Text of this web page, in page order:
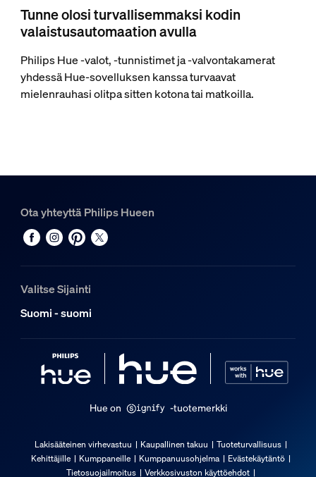
Tunne olosi turvallisemmaksi kodin
valaistusautomaation avulla
Philips Hue -valot, -tunnistimet ja -valvontakamerat
yhdessä Hue-sovelluksen kanssa turvaavat
mielenrauhasi olitpa sitten kotona tai matkoilla.
Ota yhteyttä Philips Hueen
Valitse Sijainti
Suomi - suomi
Hue on -tuotemerkki
Lakisääteinen virhevastuu Kaupallinen takuu
Tuoteturvallisuus
Kehittäjille
Kumppaneille Kumppanuusohjelma
Evästekäytäntö
Tietosuojailmoitus
Verkkosivuston käyttöehdot